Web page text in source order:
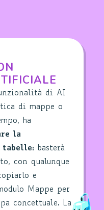
di AI
di mappe o
ha
la
tabelle: basterà
con qualunque
e
Mappe per
concettuale. La